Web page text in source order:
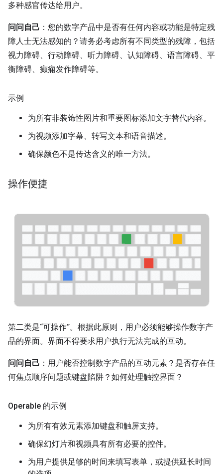
多种感官传达给用户。
问问自己 ：您的数字产品中是否有任何内容或功能是特定残
障人士无法感知的？请务必考虑所有不同类型的残障，包括
视力障碍、行动障碍、听力障碍、认知障碍、语言障碍、平
衡障碍、癫痫发作障碍等。
示例
为所有非装饰性图片和重要图标添加文字替代内容。
为视频添加字幕、转写文本和语音描述。
确保颜色不是传达含义的唯一方法。
操作便捷
第二类是“可操作”。根据此原则，用户必须能够操作数字产
品的界面。界面不得要求用户执行无法完成的互动。
问问自己 ：用户能否控制数字产品的互动元素？是否存在任
何焦点顺序问题或键盘陷阱？如何处理触控界面？
Operable 的示例
为所有有效元素添加键盘和触屏支持。
确保幻灯片和视频具有所有必要的控件。
为用户提供足够的时间来填写表单，或提供延长时间